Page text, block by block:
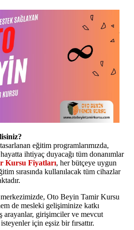
eğitim programlarımızda,
ihtiyaç duyacağı tüm donanımlar
Kursu Fiyatları, her bütçeye uygun
sırasında kullanılacak tüm cihazlar
Oto Beyin Tamir Kursu
de mesleki gelişiminize katkı
arayanlar, girişimciler ve mevcut
için eşsiz bir fırsattır.